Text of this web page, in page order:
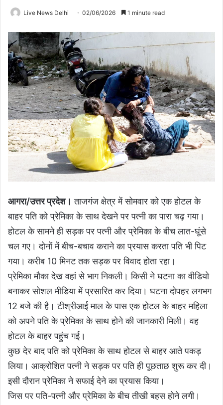
Live News Delhi 02/06/2026 1 minute read
आगरा/उत्तर प्रदेश। ताजगंज क्षेत्र में सोमवार को एक होटल के
बाहर पति को प्रेमिका के साथ देखने पर पत्नी का पारा चढ़ गया।
होटल के सामने ही सड़क पर पत्नी और प्रेमिका के बीच लात-घूंसे
चल गए। दोनों में बीच-बचाव कराने का प्रयास करता पति भी पिट
गया। करीब 10 मिनट तक सड़क पर विवाद होता रहा।
प्रेमिका मौका देख वहां से भाग निकली। किसी ने घटना का वीडियो
बनाकर सोशल मीडिया में प्रसारित कर दिया। घटना दोपहर लगभग
12 बजे की है। टीश्रीआई माल के पास एक होटल के बाहर महिला
को अपने पति के प्रेमिका के साथ होने की जानकारी मिली। वह
होटल के बाहर पहुंच गई।
कुछ देर बाद पति को प्रेमिका के साथ होटल से बाहर आते पकड़
लिया। आक्रोशित पत्नी ने सड़क पर पति ही पूछताछ शुरू कर दी।
इसी दौरान प्रेमिका ने सफाई देने का प्रयास किया।
जिस पर पति-पत्नी और प्रेमिका के बीच तीखी बहस होने लगी।